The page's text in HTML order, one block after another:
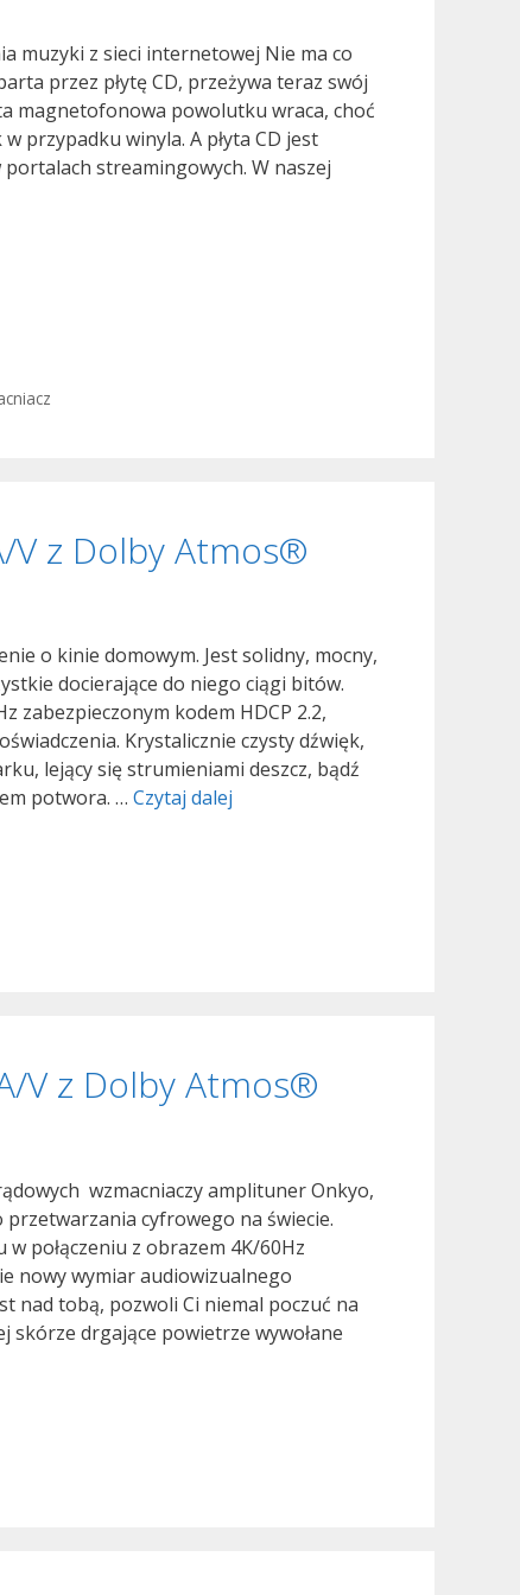
muzyki z sieci internetowej Nie ma co
przez płytę CD, przeżywa teraz swój
magnetofonowa powolutku wraca, choć
przypadku winyla. A płyta CD jest
streamingowych. W naszej
V z Dolby Atmos®
o kinie domowym. Jest solidny, mocny,
docierające do niego ciągi bitów.
zabezpieczonym kodem HDCP 2.2,
Krystalicznie czysty dźwięk,
lejący się strumieniami deszcz, bądź
potwora. … Czytaj dalej
Dolby
V z Dolby Atmos®
wzmacniaczy amplituner Onkyo,
cyfrowego na świecie.
połączeniu z obrazem 4K/60Hz
nowy wymiar audiowizualnego
nad tobą, pozwoli Ci niemal poczuć na
skórze drgające powietrze wywołane